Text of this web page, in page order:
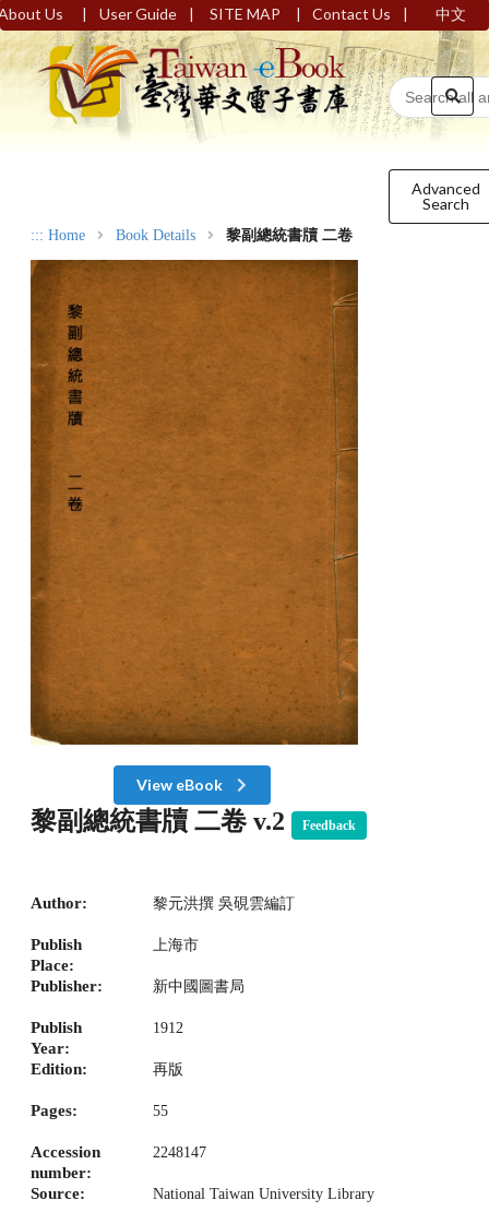
Us | User Guide | SITE MAP | Contact Us | 中文
Advanced
Search
::: Home Book Details 黎副總統書牘 二卷
View eBook
黎副總統書牘 二卷 v.2 Feedback
Author: 黎元洪撰 吳硯雲編訂
Publish
Place:
上海市
Publisher: 新中國圖書局
Publish
Year:
1912
Edition: 再版
Pages: 55
Accession
number:
2248147
Source: National Taiwan University Library